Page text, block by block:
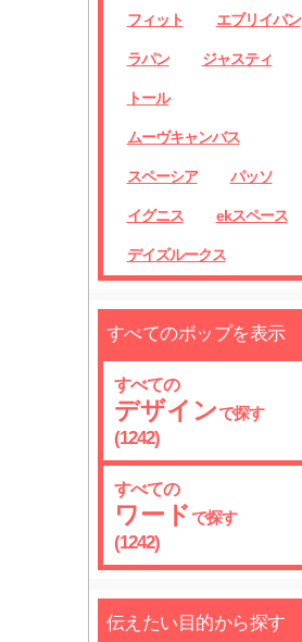
フィット エブリイバン
ラパン ジャスティ
トール
ムーヴキャンバス
スペーシア パッソ
イグニス ekスペース
デイズルークス
すべてのポップを表示
すべての
デザインで探す
(1242)
すべての
ワード で探す
(1242)
伝えたい目的から探す